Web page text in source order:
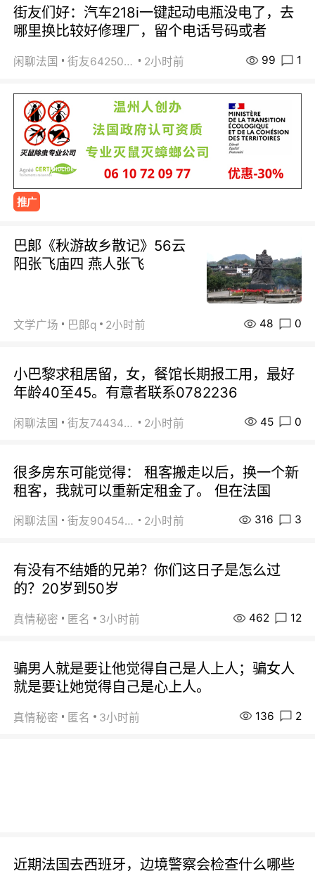
街友们好：汽车218i一键起动电瓶没电了，去
哪里换比较好修理厂，留个电话号码或者
闲聊法国 街友64250024 2小时前 99 1
推广
巴郞《秋游故乡散记》56云
阳张飞庙四 燕人张飞
文学广场 巴郞q 2小时前 48 0
小巴黎求租居留，女，餐馆长期报工用，最好
年龄40至45。有意者联系0782236
闲聊法国 街友74434350 2小时前 45 0
很多房东可能觉得： 租客搬走以后，换一个新
租客，我就可以重新定租金了。 但在法国
闲聊法国 街友90454511 2小时前 316 3
有没有不结婚的兄弟？你们这日子是怎么过
的？20岁到50岁
真情秘密 匿名 3小时前 462 12
骗男人就是要让他觉得自己是人上人；骗女人
就是要让她觉得自己是心上人。
真情秘密 匿名 3小时前 136 2
近期法国去西班牙，边境警察会检查什么哪些